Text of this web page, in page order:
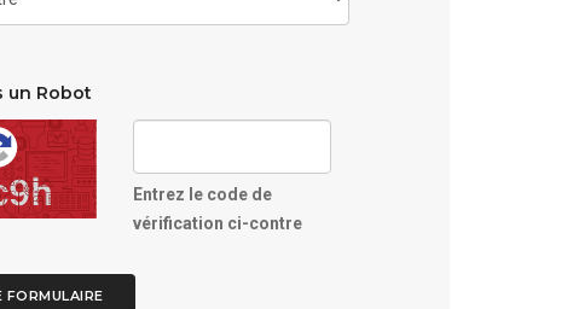
un Robot
Entrez le code de
vérification ci-contre
FORMULAIRE